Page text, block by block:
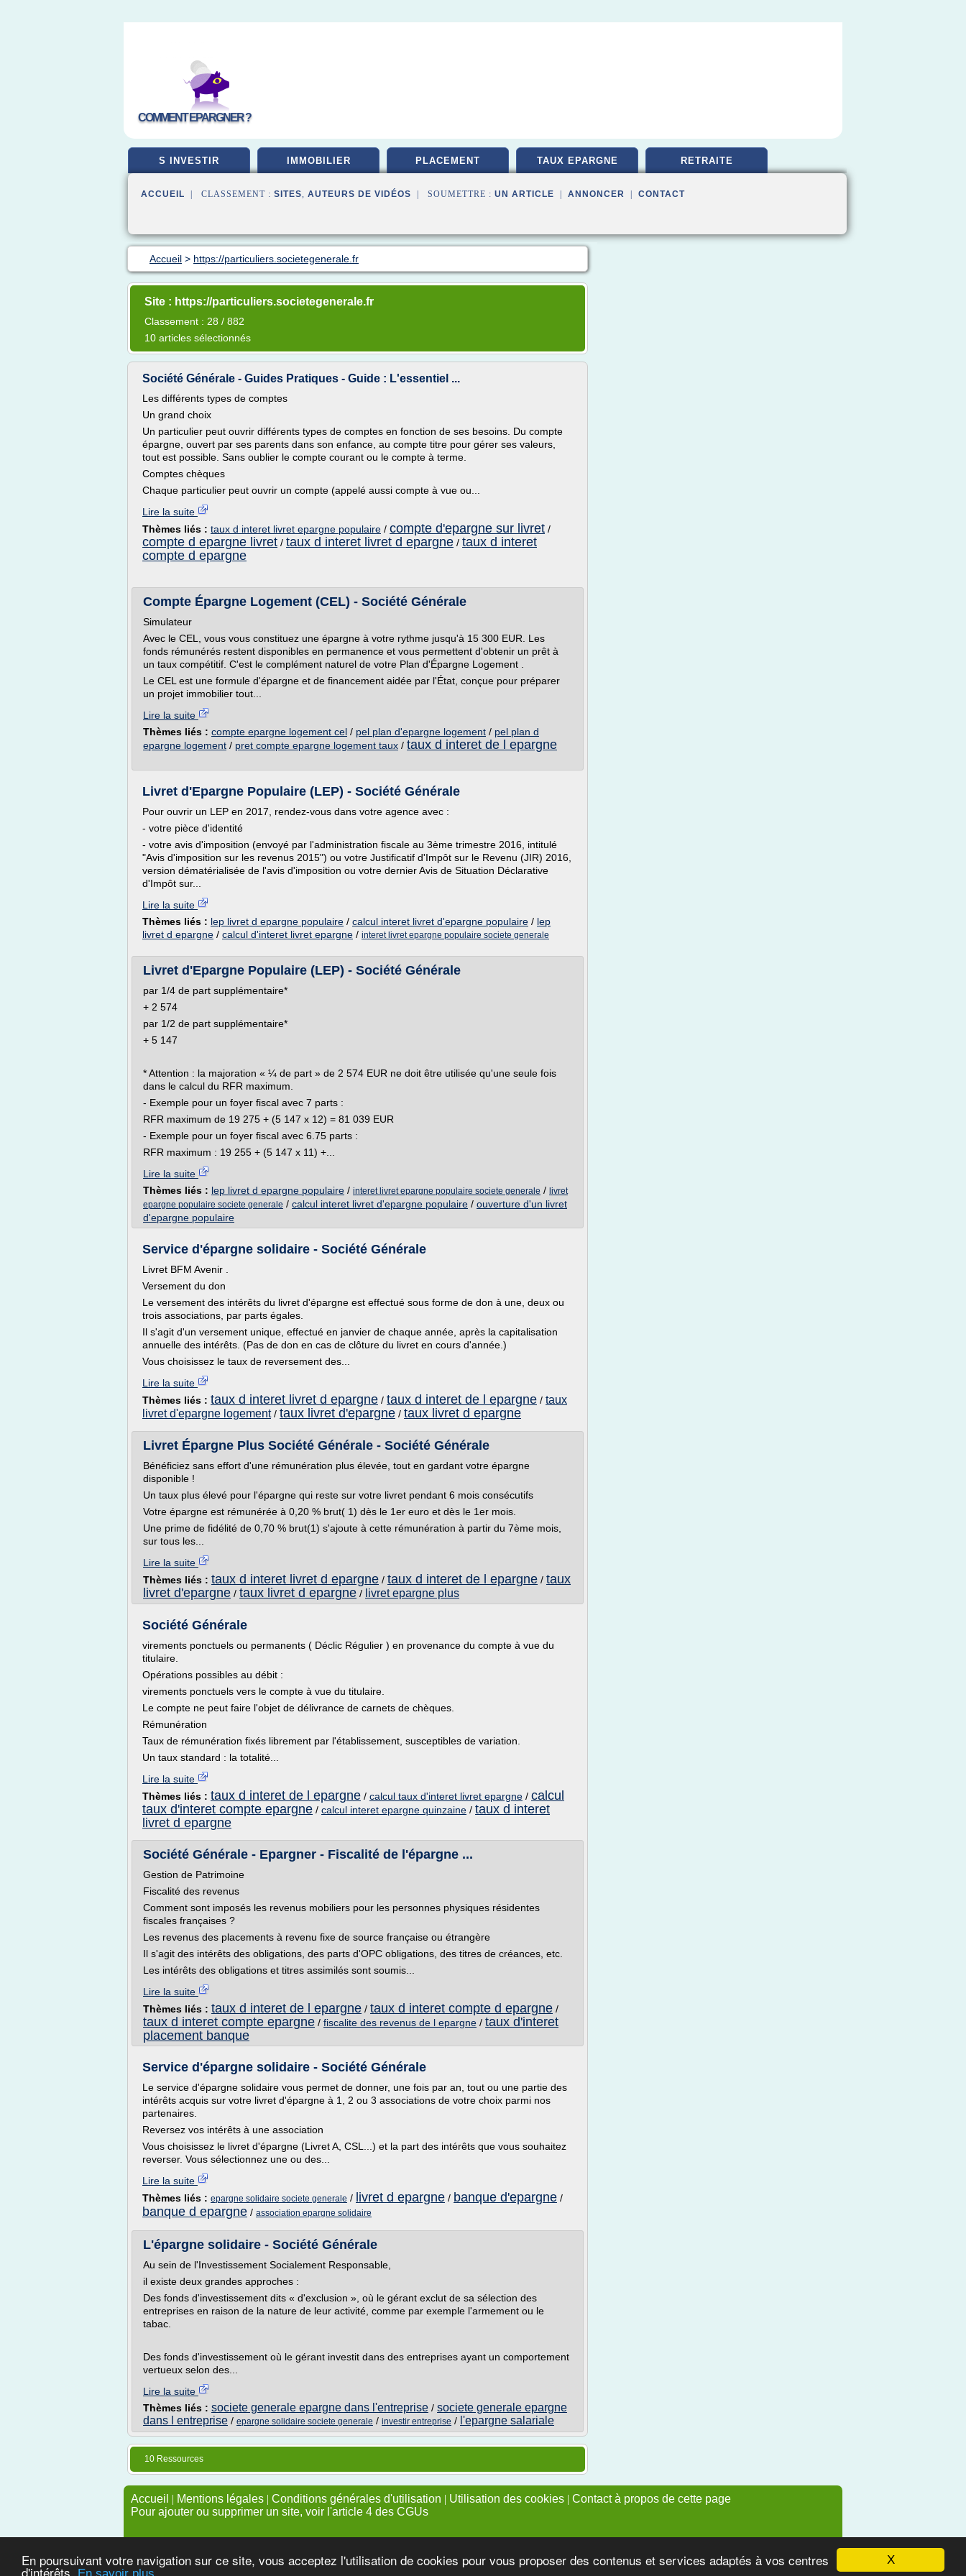
X
En poursuivant votre navigation sur ce site, vous acceptez l'utilisation de cookies pour vous proposer des contenus et services adaptés à vos centres
d'intérêts.
COMMENT EPARGNER ?
S INVESTIR IMMOBILIER PLACEMENT TAUX EPARGNE RETRAITE
ACCUEIL | CLASSEMENT : SITES, AUTEURS DE VIDÉOS | SOUMETTRE : UN ARTICLE ANNONCER CONTACT
Accueil > https://particuliers.societegenerale.fr
Site : https://particuliers.societegenerale.fr
Classement : 28 / 882
10 articles sélectionnés
Société Générale - Guides Pratiques - Guide : L'essentiel ...
Les différents types de comptes
Un grand choix
Un particulier peut ouvrir différents types de comptes en fonction de ses besoins. Du compte
épargne, ouvert par ses parents dans son enfance, au compte titre pour gérer ses valeurs,
tout est possible. Sans oublier le compte courant ou le compte à terme.
Comptes chèques
Chaque particulier peut ouvrir un compte (appelé aussi compte à vue ou...
Lire la suite
Thèmes liés : taux d interet livret epargne populaire / compte d'epargne sur livret /
compte d epargne livret / taux d interet livret d epargne / taux d interet
compte d epargne
Compte Épargne Logement (CEL) - Société Générale
Simulateur
Avec le CEL, vous vous constituez une épargne à votre rythme jusqu'à 15 300 EUR. Les
fonds rémunérés restent disponibles en permanence et vous permettent d'obtenir un prêt à
un taux compétitif. C'est le complément naturel de votre Plan d'Épargne Logement .
Le CEL est une formule d'épargne et de financement aidée par l'État, conçue pour préparer
un projet immobilier tout...
Lire la suite
Thèmes liés : compte epargne logement cel / pel plan d'epargne logement / pel plan d
epargne logement / pret compte epargne logement taux / taux d interet de l epargne
Livret d'Epargne Populaire (LEP) - Société Générale
Pour ouvrir un LEP en 2017, rendez-vous dans votre agence avec :
- votre pièce d'identité
- votre avis d'imposition (envoyé par l'administration fiscale au 3ème trimestre 2016, intitulé
"Avis d'imposition sur les revenus 2015") ou votre Justificatif d'Impôt sur le Revenu (JIR) 2016,
version dématérialisée de l'avis d'imposition ou votre dernier Avis de Situation Déclarative
d'Impôt sur...
Lire la suite
Thèmes liés : lep livret d epargne populaire / calcul interet livret d'epargne populaire / lep
livret d epargne / calcul d'interet livret epargne / interet livret epargne populaire societe generale
Livret d'Epargne Populaire (LEP) - Société Générale
par 1/4 de part supplémentaire*
+ 2 574
par 1/2 de part supplémentaire*
+ 5 147
* Attention : la majoration « ¼ de part » de 2 574 EUR ne doit être utilisée qu'une seule fois
dans le calcul du RFR maximum.
- Exemple pour un foyer fiscal avec 7 parts :
RFR maximum de 19 275 + (5 147 x 12) = 81 039 EUR
- Exemple pour un foyer fiscal avec 6.75 parts :
RFR maximum : 19 255 + (5 147 x 11) +...
Lire la suite
Thèmes liés : lep livret d epargne populaire / interet livret epargne populaire societe generale / livret
epargne populaire societe generale / calcul interet livret d'epargne populaire / ouverture d'un livret
d'epargne populaire
Service d'épargne solidaire - Société Générale
Livret BFM Avenir .
Versement du don
Le versement des intérêts du livret d'épargne est effectué sous forme de don à une, deux ou
trois associations, par parts égales.
Il s'agit d'un versement unique, effectué en janvier de chaque année, après la capitalisation
annuelle des intérêts. (Pas de don en cas de clôture du livret en cours d'année.)
Vous choisissez le taux de reversement des...
Lire la suite
Thèmes liés : taux d interet livret d epargne / taux d interet de l epargne / taux
livret d'epargne logement/ taux livret d'epargne / taux livret d epargne
Livret Épargne Plus Société Générale - Société Générale
Bénéficiez sans effort d'une rémunération plus élevée, tout en gardant votre épargne
disponible !
Un taux plus élevé pour l'épargne qui reste sur votre livret pendant 6 mois consécutifs
Votre épargne est rémunérée à 0,20 % brut( 1) dès le 1er euro et dès le 1er mois.
Une prime de fidélité de 0,70 % brut(1) s'ajoute à cette rémunération à partir du 7ème mois,
sur tous les...
Lire la suite
Thèmes liés : taux d interet livret d epargne / taux d interet de l epargne / taux
livret d'epargne / taux livret d epargne / livret epargne plus
Société Générale
virements ponctuels ou permanents ( Déclic Régulier ) en provenance du compte à vue du
titulaire.
Opérations possibles au débit :
virements ponctuels vers le compte à vue du titulaire.
Le compte ne peut faire l'objet de délivrance de carnets de chèques.
Rémunération
Taux de rémunération fixés librement par l'établissement, susceptibles de variation.
Un taux standard : la totalité...
Lire la suite
Thèmes liés : taux d interet de l epargne / calcul taux d'interet livret epargne / calcul
taux d'interet compte epargne / calcul interet epargne quinzaine / taux d interet
livret d epargne
Société Générale - Epargner - Fiscalité de l'épargne ...
Gestion de Patrimoine
Fiscalité des revenus
Comment sont imposés les revenus mobiliers pour les personnes physiques résidentes
fiscales françaises ?
Les revenus des placements à revenu fixe de source française ou étrangère
Il s'agit des intérêts des obligations, des parts d'OPC obligations, des titres de créances, etc.
Les intérêts des obligations et titres assimilés sont soumis...
Lire la suite
Thèmes liés : taux d interet de l epargne / taux d interet compte d epargne /
taux d interet compte epargne / fiscalite des revenus de l epargne / taux d'interet
placement banque
Service d'épargne solidaire - Société Générale
Le service d'épargne solidaire vous permet de donner, une fois par an, tout ou une partie des
intérêts acquis sur votre livret d'épargne à 1, 2 ou 3 associations de votre choix parmi nos
partenaires.
Reversez vos intérêts à une association
Vous choisissez le livret d'épargne (Livret A, CSL...) et la part des intérêts que vous souhaitez
reverser. Vous sélectionnez une ou des...
Lire la suite
Thèmes liés : epargne solidaire societe generale / livret d epargne / banque d'epargne /
banque d epargne / association epargne solidaire
L'épargne solidaire - Société Générale
Au sein de l'Investissement Socialement Responsable,
il existe deux grandes approches :
Des fonds d'investissement dits « d'exclusion », où le gérant exclut de sa sélection des
entreprises en raison de la nature de leur activité, comme par exemple l'armement ou le
tabac.
Des fonds d'investissement où le gérant investit dans des entreprises ayant un comportement
vertueux selon des...
Lire la suite
Thèmes liés : societe generale epargne dans l'entreprise / societe generale epargne
dans l entreprise / epargne solidaire societe generale / investir entreprise / l'epargne salariale
10 Ressources
Accueil | Mentions légales | Conditions générales d'utilisation | Utilisation des cookies | Contact à propos de cette page
Pour ajouter ou supprimer un site, voir l'article 4 des CGUs